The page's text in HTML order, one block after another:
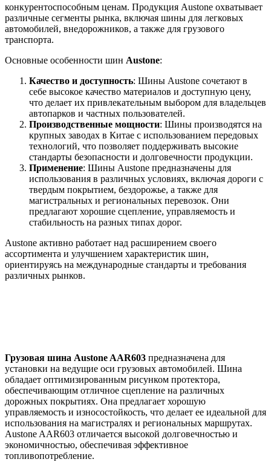
конкурентоспособным ценам. Продукция Austone охватывает
различные сегменты рынка, включая шины для легковых
автомобилей, внедорожников, а также для грузового
транспорта.
Основные особенности шин Austone:
Качество и доступность: Шины Austone сочетают в
себе высокое качество материалов и доступную цену,
что делает их привлекательным выбором для владельцев
автопарков и частных пользователей.
Производственные мощности: Шины производятся на
крупных заводах в Китае с использованием передовых
технологий, что позволяет поддерживать высокие
стандарты безопасности и долговечности продукции.
Применение: Шины Austone предназначены для
использования в различных условиях, включая дороги с
твердым покрытием, бездорожье, а также для
магистральных и региональных перевозок. Они
предлагают хорошие сцепление, управляемость и
стабильность на разных типах дорог.
Austone активно работает над расширением своего
ассортимента и улучшением характеристик шин,
ориентируясь на международные стандарты и требования
различных рынков.
Грузовая шина Austone AAR603 предназначена для
установки на ведущие оси грузовых автомобилей. Шина
обладает оптимизированным рисунком протектора,
обеспечивающим отличное сцепление на различных
дорожных покрытиях. Она предлагает хорошую
управляемость и износостойкость, что делает ее идеальной для
использования на магистралях и региональных маршрутах.
Austone AAR603 отличается высокой долговечностью и
экономичностью, обеспечивая эффективное
топливопотребление.